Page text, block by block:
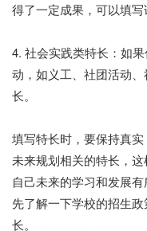
得了一定成果，可以填写
4. 社会实践类特长：如
动，如义工、社团活动
长。
填写特长时，要保持真
未来规划相关的特长，
自己未来的学习和发展
先了解一下学校的招生
长。